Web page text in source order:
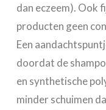
dan eczeem). Ook
producten geen
Een
doordat de
en synthetische
minder schuimen